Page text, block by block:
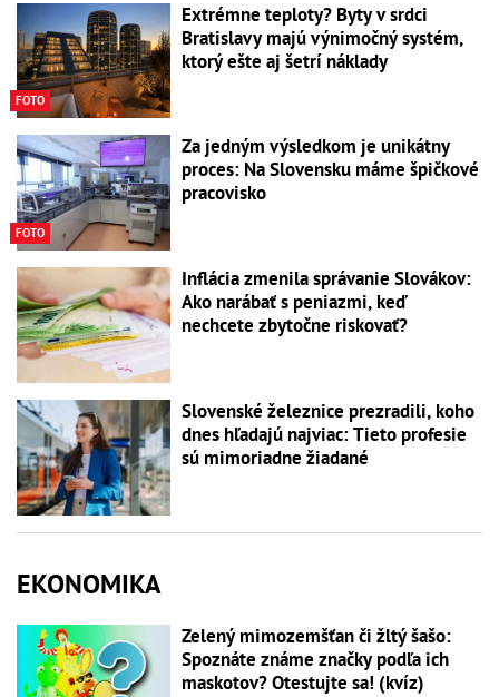
FOTO
Extrémne teploty? Byty v srdci
Bratislavy majú výnimočný systém,
ktorý ešte aj šetrí náklady
FOTO
Za jedným výsledkom je unikátny
proces: Na Slovensku máme špičkové
pracovisko
Inflácia zmenila správanie Slovákov:
Ako narábať s peniazmi, keď
nechcete zbytočne riskovať?
Slovenské železnice prezradili, koho
dnes hľadajú najviac: Tieto profesie
sú mimoriadne žiadané
EKONOMIKA
Zelený mimozemšťan či žltý šašo:
Spoznáte známe značky podľa ich
maskotov? Otestujte sa! (kvíz)